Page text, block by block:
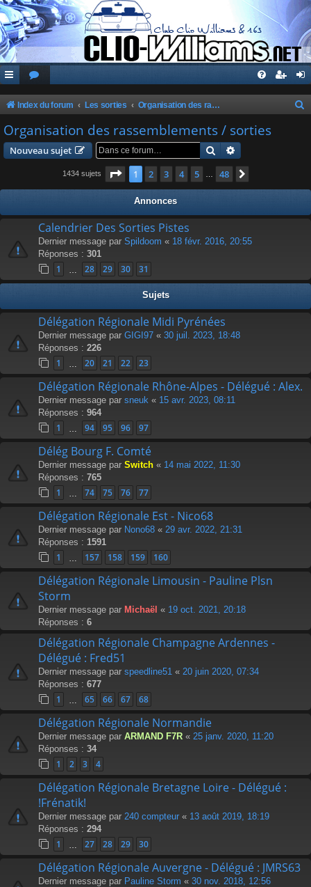
Index du forum Les sorties Organisation des rassemblements / sorties
c
Organisation des rassemblements / sorties
Nouveau sujet Rechercher
1434 sujets Page 1sur48
1 2 3 4 5 48
Annonces
Calendrier Des Sorties Pistes
Dernier message par Spildoom « 18 févr. 2016, 20:55
Réponses : 301
1 28 29 30 31
Sujets
Délégation Régionale Midi Pyrénées
Dernier message par GIGI97 « 30 juil. 2023, 18:48
Réponses : 226
1 20 21 22 23
Délégation Régionale Rhône-Alpes - Délégué : Alex.
Dernier message par sneuk « 15 avr. 2023, 08:11
Réponses : 964
1 94 95 96 97
Délég Bourg F. Comté
Dernier message par Switch « 14 mai 2022, 11:30
Réponses : 765
1 74 75 76 77
Délégation Régionale Est - Nico68
Dernier message par Nono68 « 29 avr. 2022, 21:31
Réponses : 1591
1 157 158 159 160
Délégation Régionale Limousin - Pauline Plsn
Storm
Dernier message par Michaël « 19 oct. 2021, 20:18
Réponses : 6
Délégation Régionale Champagne Ardennes -
Délégué : Fred51
Dernier message par speedline51 « 20 juin 2020, 07:34
Réponses : 677
1 65 66 67 68
Délégation Régionale Normandie
Dernier message par ARMAND F7R « 25 janv. 2020, 11:20
Réponses : 34
1 2 3 4
Délégation Régionale Bretagne Loire - Délégué :
!Frénatik!
Dernier message par 240 compteur « 13 août 2019, 18:19
Réponses : 294
1 27 28 29 30
Délégation Régionale Auvergne - Délégué : JMRS63
Dernier message par Pauline Storm « 30 nov. 2018, 12:56